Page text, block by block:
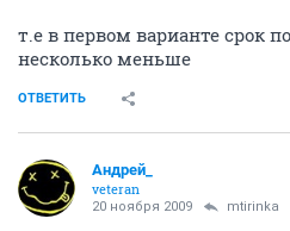
т.е в первом варианте срок
несколько меньше
ОТВЕТИТЬ
Андрей_
veteran
20 ноября 2009 mtirinka